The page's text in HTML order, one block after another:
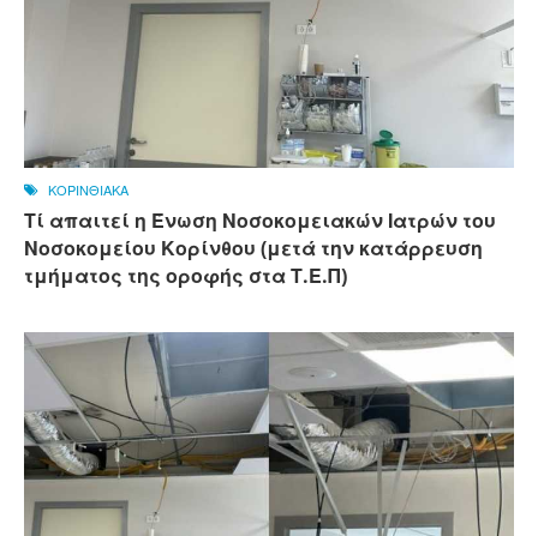
ΚΟΡΙΝΘΙΑΚΑ
Τί απαιτεί η Ένωση Νοσοκομειακών Ιατρών του
Νοσοκομείου Κορίνθου (μετά την κατάρρευση
τμήματος της οροφής στα Τ.Ε.Π)